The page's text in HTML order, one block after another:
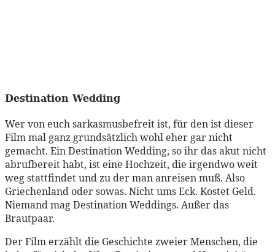
Destination Wedding
Wer von euch sarkasmusbefreit ist, für den ist dieser
Film mal ganz grundsätzlich wohl eher gar nicht
gemacht. Ein Destination Wedding, so ihr das akut nicht
abrufbereit habt, ist eine Hochzeit, die irgendwo weit
weg stattfindet und zu der man anreisen muß. Also
Griechenland oder sowas. Nicht ums Eck. Kostet Geld.
Niemand mag Destination Weddings. Außer das
Brautpaar.
Der Film erzählt die Geschichte zweier Menschen, die